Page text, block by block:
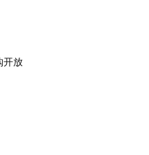
开放